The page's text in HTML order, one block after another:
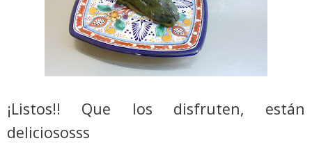
¡Listos!! Que los disfruten, están
deliciososss